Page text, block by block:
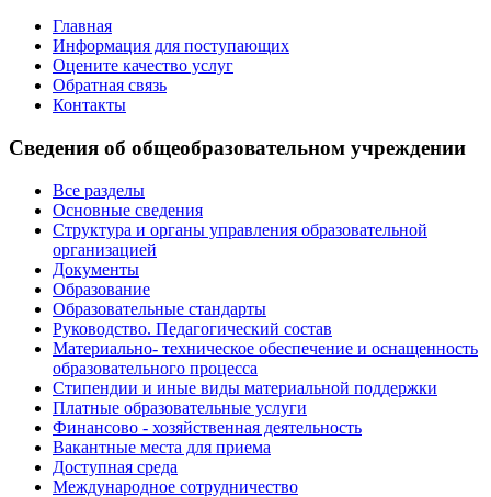
Главная
Информация для поступающих
Оцените качество услуг
Обратная связь
Контакты
Сведения об общеобразовательном учреждении
Все разделы
Основные сведения
Структура и органы управления образовательной
организацией
Документы
Образование
Образовательные стандарты
Руководство. Педагогический состав
Материально- техническое обеспечение и оснащенность
образовательного процесса
Стипендии и иные виды материальной поддержки
Платные образовательные услуги
Финансово - хозяйственная деятельность
Вакантные места для приема
Доступная среда
Международное сотрудничество